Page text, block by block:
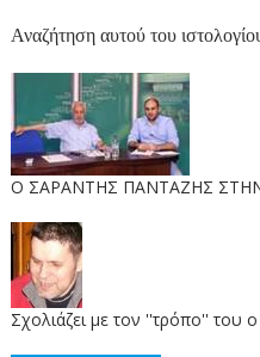
Αναζήτηση αυτού του
O ΣΑΡΑΝΤΗΣ ΠΑΝΤΑΖΗΣ
Σχολιάζει με τον ''τρόπο''